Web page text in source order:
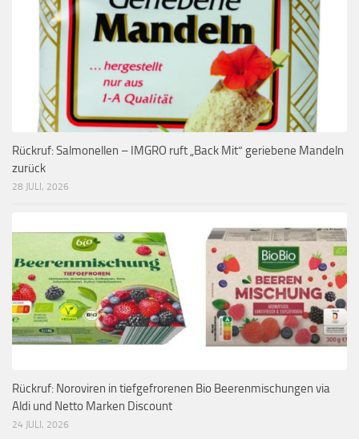
Rückruf: Salmonellen – IMGRO ruft „Back Mit“ geriebene Mandeln
zurück
28 JULI, 2026
Rückruf: Noroviren in tiefgefrorenen Bio Beerenmischungen via
Aldi und Netto Marken Discount
24 JULI, 2026